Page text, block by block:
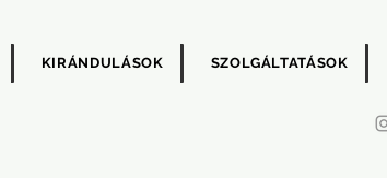
KIRÁNDULÁSOK SZOLGÁLTATÁSOK